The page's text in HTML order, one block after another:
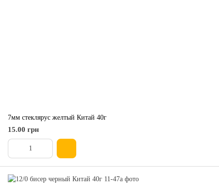
7мм стеклярус желтый Китай 40г
15.00 грн